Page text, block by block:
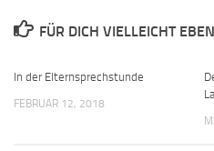
FÜR DICH VIELLEICHT
In der Elternsprechstunde
FEBRUAR 12, 2018